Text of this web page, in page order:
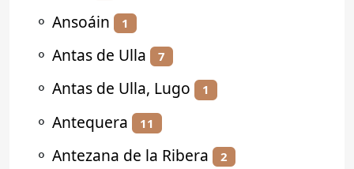
⚬ Ansoáin 1
⚬ Antas de Ulla 7
⚬ Antas de Ulla, Lugo 1
⚬ Antequera 11
⚬ Antezana de la Ribera 2